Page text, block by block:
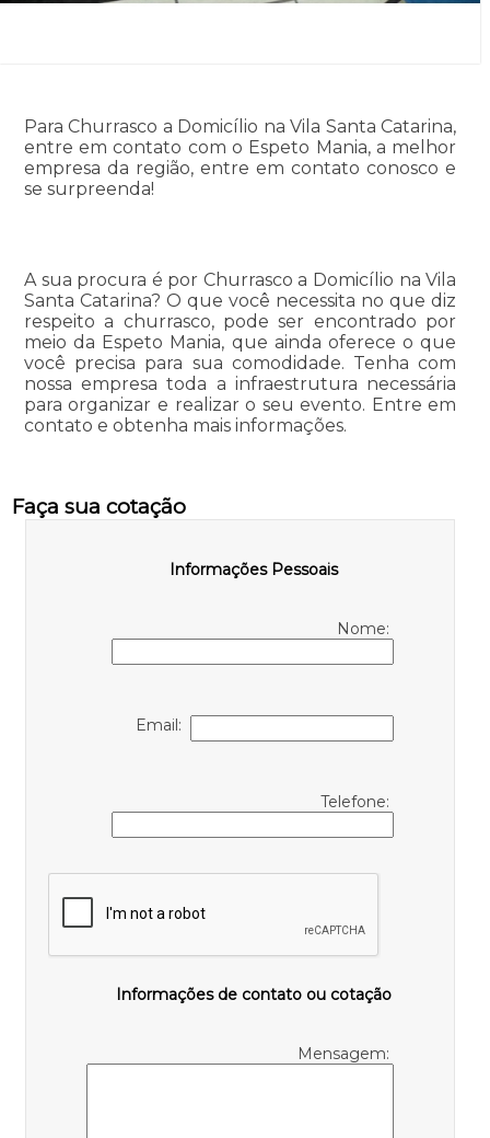
Para Churrasco a Domicílio na Vila Santa Catarina,
entre em contato com o Espeto Mania, a melhor
empresa da região, entre em contato conosco e
se surpreenda!
A sua procura é por Churrasco a Domicílio na Vila
Santa Catarina? O que você necessita no que diz
respeito a churrasco, pode ser encontrado por
meio da Espeto Mania, que ainda oferece o que
você precisa para sua comodidade. Tenha com
nossa empresa toda a infraestrutura necessária
para organizar e realizar o seu evento. Entre em
contato e obtenha mais informações.
Faça sua cotação
Informações Pessoais
Nome:
Email:
Telefone:
Informações de contato ou cotação
Mensagem: